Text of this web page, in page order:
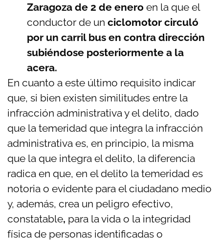
Zaragoza de 2 de enero en la que el
conductor de un ciclomotor circuló
por un carril bus en contra dirección
subiéndose posteriormente a la
acera.
En cuanto a este último requisito indicar
que, si bien existen similitudes entre la
infracción administrativa y el delito, dado
que la temeridad que integra la infracción
administrativa es, en principio, la misma
que la que integra el delito, la diferencia
radica en que, en el delito la temeridad es
notoria o evidente para el ciudadano medio
y, además, crea un peligro efectivo,
constatable, para la vida o la integridad
física de personas identificadas o